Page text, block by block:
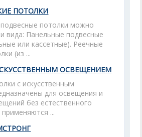
ПОТОЛКИ
потолки можно
вида: Панельные подвесные
или кассетные). Реечные
(из ...
ОСВЕЩЕНИЕМ
с искусственным
для освещения и
без естественного
...